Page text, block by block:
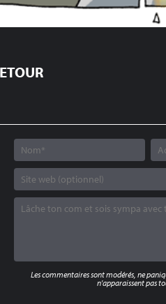
Les commentaires sont modérés, ne
n'apparaissent pas